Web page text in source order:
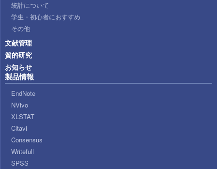
統計について
学生・初心者におすすめ
その他
文献管理
質的研究
お知らせ
製品情報
EndNote
NVivo
XLSTAT
Citavi
Consensus
Writefull
SPSS